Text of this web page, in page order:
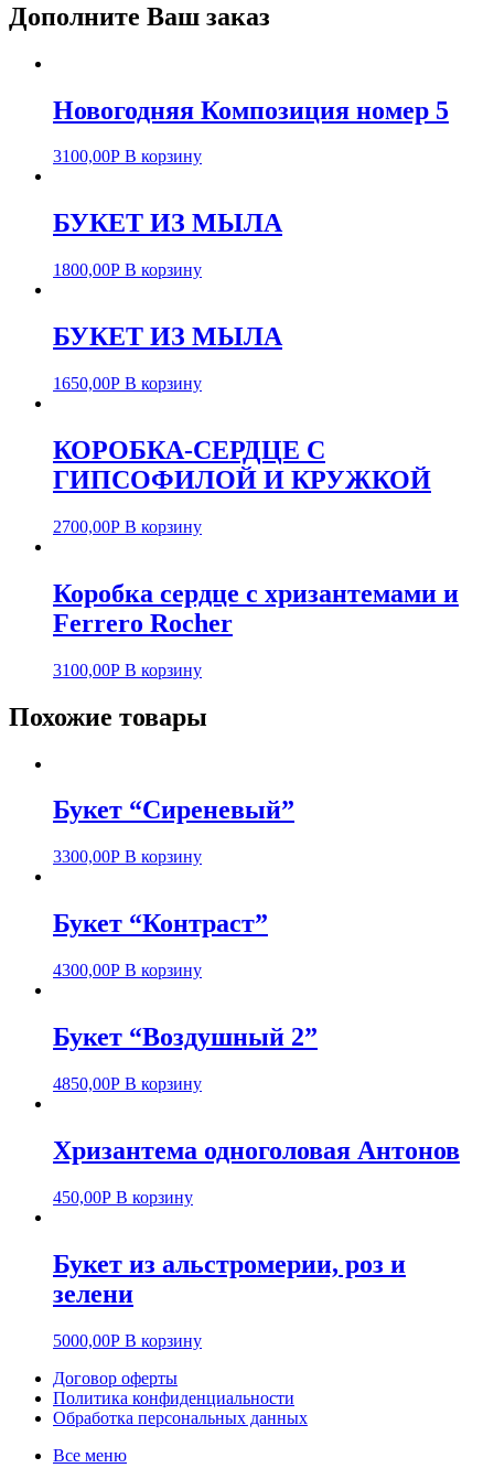
Дополните Ваш заказ
Новогодняя Композиция номер 5
3100,00Р В корзину
БУКЕТ ИЗ МЫЛА
1800,00Р В корзину
БУКЕТ ИЗ МЫЛА
1650,00Р В корзину
КОРОБКА-СЕРДЦЕ С
ГИПСОФИЛОЙ И КРУЖКОЙ
2700,00Р В корзину
Коробка сердце с хризантемами и
Ferrero Rocher
3100,00Р В корзину
Похожие товары
Букет “Сиреневый”
3300,00Р В корзину
Букет “Контраст”
4300,00Р В корзину
Букет “Воздушный 2”
4850,00Р В корзину
Хризантема одноголовая Антонов
450,00Р В корзину
Букет из альстромерии, роз и
зелени
5000,00Р В корзину
Договор оферты
Политика конфиденциальности
Обработка персональных данных
Все меню